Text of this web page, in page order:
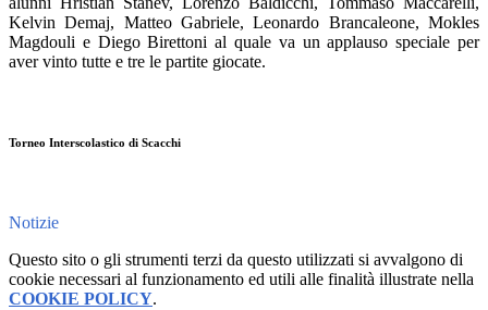
Kelvin Demaj, Matteo Gabriele, Leonardo Brancaleone, Mokles
Magdouli e Diego Birettoni al quale va un applauso speciale per
aver vinto tutte e tre le partite giocate.
Torneo Interscolastico di Scacchi
Notizie
Questo sito o gli strumenti terzi da questo utilizzati si avvalgono di
cookie necessari al funzionamento ed utili alle finalità illustrate nella
COOKIE POLICY.